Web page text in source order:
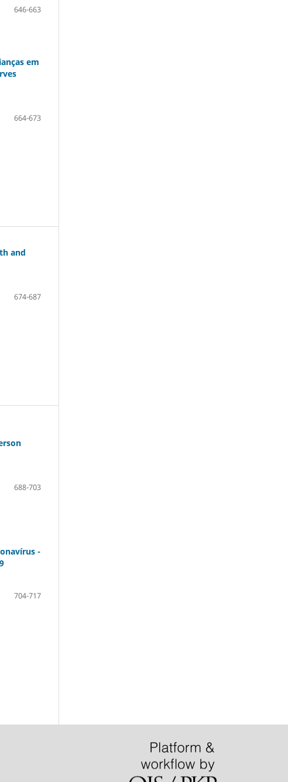
646-663
em
664-673
and
674-687
688-703
-
704-717